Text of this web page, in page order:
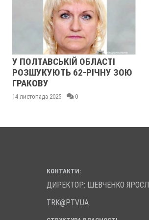
У ПОЛТАВСЬКІЙ ОБЛАСТІ
РОЗШУКУЮТЬ 62-РІЧНУ ЗОЮ
ГРАКОВУ
14 листопада 2025 0
КОНТАКТИ:
ДИРЕКТОР: ШЕВЧЕНКО
TRK@PTV.UA